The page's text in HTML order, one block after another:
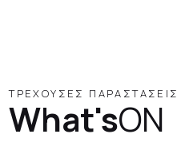
ΤΡΕΧΟΥΣΕΣ ΠΑΡΑΣΤΑΣΕΙΣ
What'sON